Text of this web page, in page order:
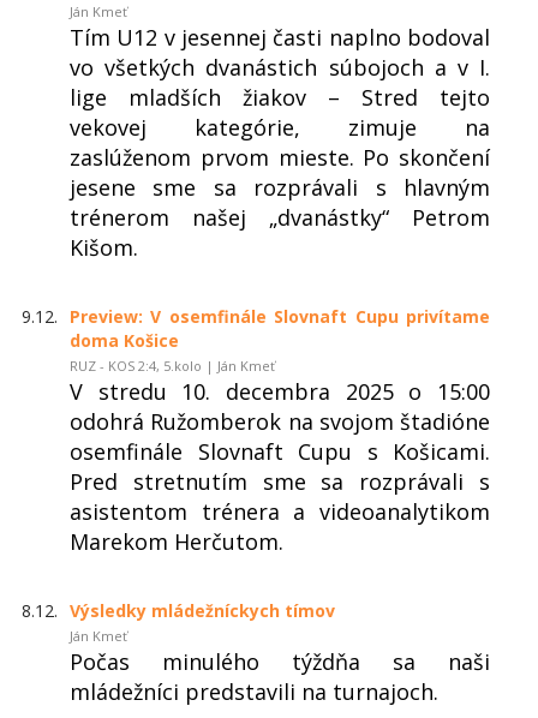
Ján Kmeť
Tím U12 v jesennej časti naplno bodoval
vo všetkých dvanástich súbojoch a v I.
lige mladších žiakov – Stred tejto
vekovej kategórie, zimuje na
zaslúženom prvom mieste. Po skončení
jesene sme sa rozprávali s hlavným
trénerom našej „dvanástky“ Petrom
Kišom.
9.12.
Preview: V osemfinále Slovnaft Cupu privítame
doma Košice
RUZ - KOS 2:4, 5.kolo | Ján Kmeť
V stredu 10. decembra 2025 o 15:00
odohrá Ružomberok na svojom štadióne
osemfinále Slovnaft Cupu s Košicami.
Pred stretnutím sme sa rozprávali s
asistentom trénera a videoanalytikom
Marekom Herčutom.
8.12. Výsledky mládežníckych tímov
Ján Kmeť
Počas minulého týždňa sa naši
mládežníci predstavili na turnajoch.